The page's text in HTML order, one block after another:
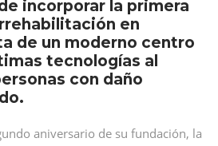
incorporar la primera
en
de un moderno centro
tecnologías al
con daño
aniversario de su fundación, la